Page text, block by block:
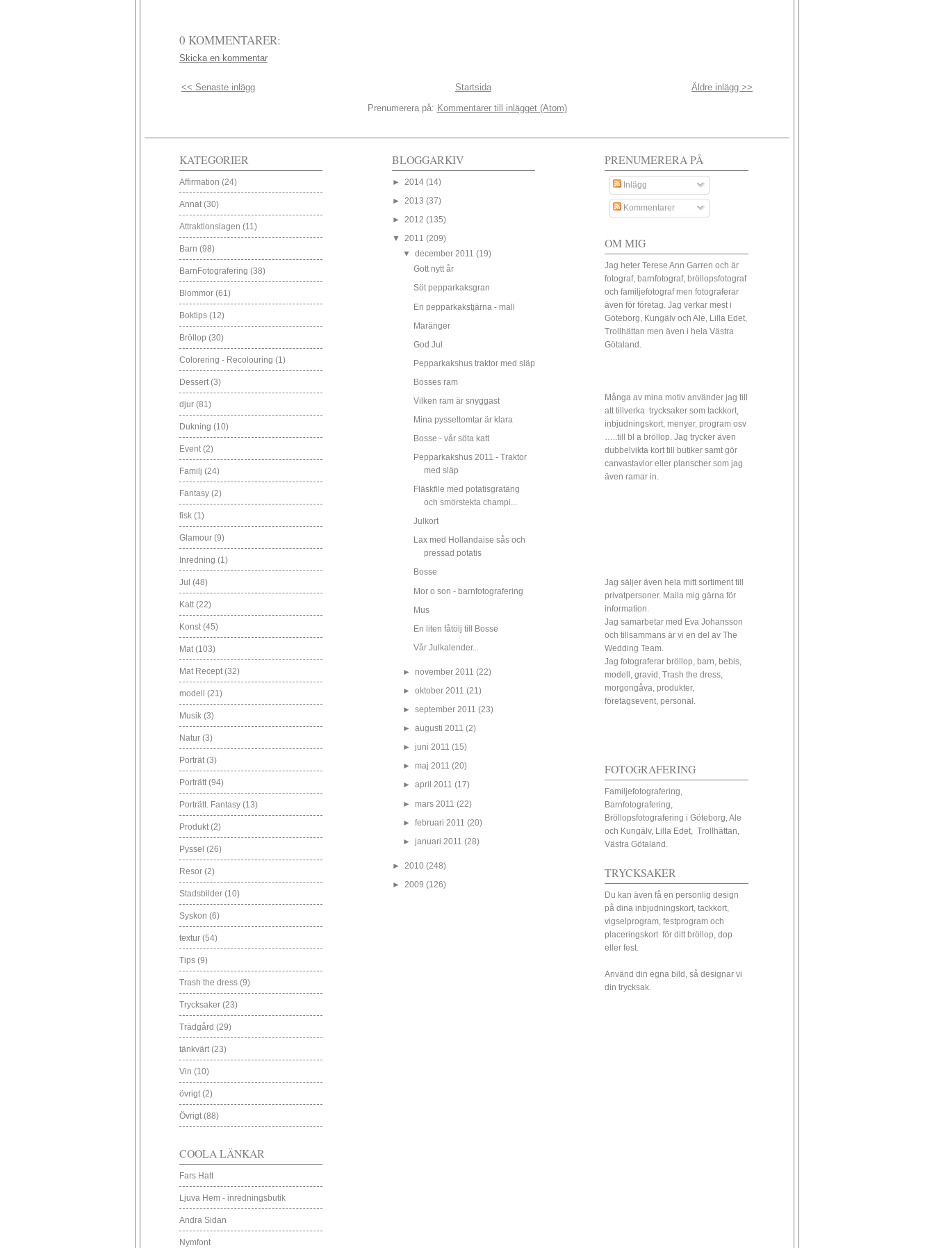
0 KOMMENTARER:
Skicka en kommentar
<< Senaste inlägg Äldre inlägg >>
Startsida
Prenumerera på: Kommentarer till inlägget (Atom)
KATEGORIER
Affirmation (24)
Annat (30)
Attraktionslagen (11)
Barn (98)
BarnFotografering (38)
Blommor (61)
Boktips (12)
Bröllop (30)
Colorering - Recolouring (1)
Dessert (3)
djur (81)
Dukning (10)
Event (2)
Familj (24)
Fantasy (2)
fisk (1)
Glamour (9)
Inredning (1)
Jul (48)
Katt (22)
Konst (45)
Mat (103)
Mat Recept (32)
modell (21)
Musik (3)
Natur (3)
Porträt (3)
Porträtt (94)
Porträtt. Fantasy (13)
Produkt (2)
Pyssel (26)
Resor (2)
Stadsbilder (10)
Syskon (6)
textur (54)
Tips (9)
Trash the dress (9)
Trycksaker (23)
Trädgård (29)
tänkvärt (23)
Vin (10)
övrigt (2)
Övrigt (88)
COOLA LÄNKAR
Fars Hatt
Ljuva Hem - inredningsbutik
Andra Sidan
Nymfont
BLOGGARKIV
►2014(14)
►2013(37)
►2012(135)
▼2011(209)
▼december 2011(19)
Gott nytt år
Söt pepparkaksgran
En pepparkakstjärna - mall
Maränger
God Jul
Pepparkakshus traktor med släp
Bosses ram
Vilken ram är snyggast
Mina pysseltomtar är klara
Bosse - vår söta katt
Pepparkakshus 2011 - Traktor
med släp
Fläskfile med potatisgratäng
och smörstekta champi...
Julkort
Lax med Hollandaise sås och
pressad potatis
Bosse
Mor o son - barnfotografering
Mus
En liten fåtölj till Bosse
Vår Julkalender...
►november 2011(22)
►oktober 2011(21)
►september 2011(23)
►augusti 2011(2)
►juni 2011(15)
►maj 2011(20)
►april 2011(17)
►mars 2011(22)
►februari 2011(20)
►januari 2011(28)
►2010(248)
►2009(126)
PRENUMERERA PÅ
Inlägg
Kommentarer
OM MIG
Jag heter Terese Ann Garren och är
fotograf, barnfotograf, bröllopsfotograf
och familjefotograf men fotograferar
även för företag. Jag verkar mest i
Göteborg, Kungälv och Ale, Lilla Edet,
Trollhättan men även i hela Västra
Götaland.
Många av mina motiv använder jag till
att tillverka trycksaker som tackkort,
inbjudningskort, menyer, program osv
…..till bl a bröllop. Jag trycker även
dubbelvikta kort till butiker samt gör
canvastavlor eller planscher som jag
även ramar in.
Jag säljer även hela mitt sortiment till
privatpersoner. Maila mig gärna för
information.
Jag samarbetar med Eva Johansson
och tillsammans är vi en del av The
Wedding Team.
Jag fotograferar bröllop, barn, bebis,
modell, gravid, Trash the dress,
morgongåva, produkter,
företagsevent, personal.
FOTOGRAFERING
Familjefotografering,
Barnfotografering,
Bröllopsfotografering i Göteborg, Ale
och Kungälv, Lilla Edet, Trollhättan,
Västra Götaland.
TRYCKSAKER
Du kan även få en personlig design
på dina inbjudningskort, tackkort,
vigselprogram, festprogram och
placeringskort för ditt bröllop, dop
eller fest.
Använd din egna bild, så designar vi
din trycksak.